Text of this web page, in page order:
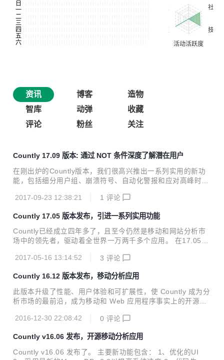
资讯 博客
造物
智库
动弹
收藏
评论
粉丝 关注
Countly 17.09 版本: 通过 NOT 条件深度了解潜在用户
在刚出炉的Countly版本，我们很高兴推出一系列实用的新功
能，包括细分用户组、崩溃符号、自动化警报和应对高峰时段
加货品但未买单的分组。这独特的功能（其他友商未推出）让
险、游戏、企业服务的客户创造附加值！这些新功能更完善Co
untly超级工程，且至今仍然是移动和网站分析市场中的领先
者，支持全球超过14,000。 在17.09版本的发布中，我们引进
进行分组。 例如在最近7天内使用在购物车添加货品但未买单
2017-09-23 12:38:21 1 评论
Countly 17.05 版本发布，引进一系列实用功能
Countly已经成立四年多了，且至今仍然是移动和网站分析市
场中的领先者，驱动着全世界一万两千多个应用。 在17.05版
表盘：通过一些widgets来打造个性化仪表盘。你也可以在内
ch推送通知：让你发送图片或者视频给用户，提高启动效果和
传化率。 用户路径：使用户的自定义事件的路径更形象化，有
助于更深度了解用户的行为与潜在需求。 Countly 助手：给予
化率，也让你与Countly最新的消息保持与时俱进。 推送管
2017-05-16 13:14:52 3 评论
Countly 16.12 版本发布，移动分析应用
此版本升级了性能、用户体验和可扩展性，使 Countly 成为分
析市场的最前沿，成为移动和 Web 应用程序事实上的开源分
d分析平台。 客户采用Countly跟踪1万2千个应用，收集超过8
ress.js 升级至版本 4 Node.js升级至版本 6 功能升级 大数据
性能： 对所有指标、事件和用户集合使用数据分割算法。这将
为高流量部署带来更好的性能，并更好地采用MongoDB分片
2016-12-30 22:08:42 0 评论
Countly v16.06 发布，开源移动分析应用
Countly v16.06 发布了。 主要新功能包含： 1、优化的UI